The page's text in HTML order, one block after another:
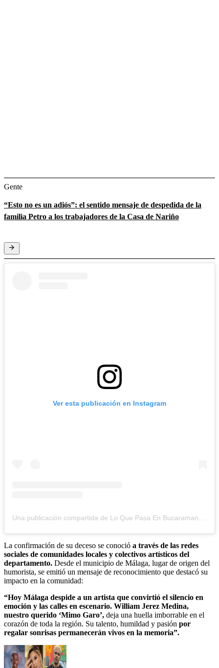
Gente
“Esto no es un adiós”: el sentido mensaje de despedida de la
familia Petro a los trabajadores de la Casa de Nariño
Ver esta publicación en Instagram
La confirmación de su deceso se conoció a través de las redes
sociales de comunidades locales y colectivos artísticos del
departamento. Desde el municipio de Málaga, lugar de origen del
humorista, se emitió un mensaje de reconocimiento que destacó su
impacto en la comunidad:
“Hoy Málaga despide a un artista que convirtió el silencio en
emoción y las calles en escenario. William Jerez Medina,
nuestro querido ‘Mimo Garo’, deja una huella imborrable en el
corazón de toda la región. Su talento, humildad y pasión por
regalar sonrisas permanecerán vivos en la memoria”.